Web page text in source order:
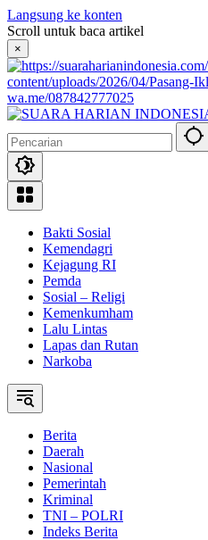
Langsung ke konten
Scroll untuk baca artikel
×
wa.me/087842777025
Bakti Sosial
Kemendagri
Kejagung RI
Pemda
Sosial – Religi
Kemenkumham
Lalu Lintas
Lapas dan Rutan
Narkoba
Berita
Daerah
Nasional
Pemerintah
Kriminal
TNI – POLRI
Indeks Berita